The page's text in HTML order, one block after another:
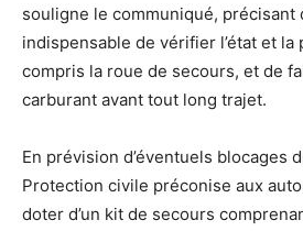
souligne le communiqué, précisant
indispensable de vérifier l’état et
compris la roue de secours, et de
carburant avant tout long trajet.
En prévision d’éventuels blocages
Protection civile préconise aux
doter d’un kit de secours